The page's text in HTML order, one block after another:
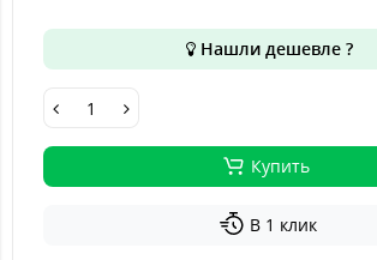
Нашли дешевле ?
Купить
В 1 клик